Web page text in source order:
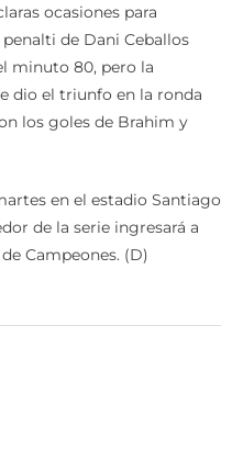
ocasiones para
de Dani Ceballos
minuto 80, pero la
dio el triunfo en la ronda
los goles de Brahim y
en el estadio Santiago
de la serie ingresará a
Campeones. (D)